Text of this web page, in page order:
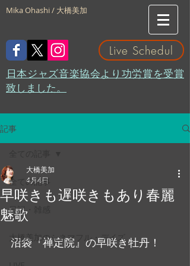
Mika Ohashi / 大橋美加
Live Schedul
​日本ジャズ音楽協会より功労賞を受賞
致しました。
記事
全ての記事
日記・雑感
大橋美加のシネマフル・デイズ
早咲きも遅咲きもあり春麗
魅歌
大橋美加
4月4日
沼袋『禅定院』の早咲き牡丹！